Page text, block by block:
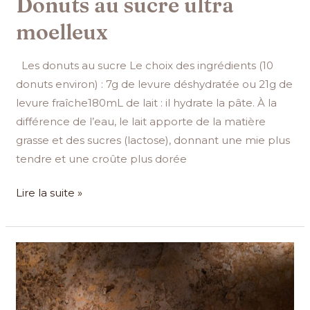
moelleux
Les donuts au sucre Le choix des ingrédients (10
donuts environ) : 7g de levure déshydratée ou 21g de
levure fraîche180mL de lait : il hydrate la pâte. À la
différence de l’eau, le lait apporte de la matière
grasse et des sucres (lactose), donnant une mie plus
tendre et une croûte plus dorée
Lire la suite »
Recette
des
meilleures
Croquetas